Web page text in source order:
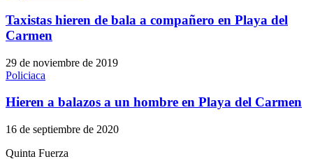
Taxistas hieren de bala a compañero en Playa del
Carmen
29 de noviembre de 2019
Policiaca
Hieren a balazos a un hombre en Playa del Carmen
16 de septiembre de 2020
Quinta Fuerza